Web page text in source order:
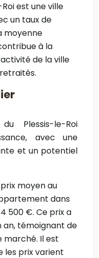
est une ville
un taux de
moyenne
à la
de la ville
Plessis-le-Roi
avec une
et un potentiel
prix moyen au
dans
500 €. Ce prix a
an, témoignant de
marché. Il est
les prix varient